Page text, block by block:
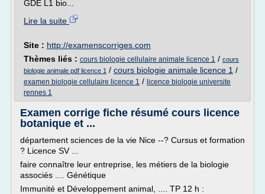
GDE L1 bio...
Lire la suite
Site : http://examenscorriges.com
Thèmes liés : cours biologie cellulaire animale licence 1 / cours
biologie animale pdf licence 1 / cours biologie animale licence 1 /
examen biologie cellulaire licence 1 / licence biologie universite
rennes 1
Examen corrige fiche résumé cours licence
botanique et ...
département sciences de la vie Nice --? Cursus et formation
? Licence SV ...
faire connaître leur entreprise, les métiers de la biologie
associés .... Génétique
Immunité et Développement animal, .... TP 12 h :